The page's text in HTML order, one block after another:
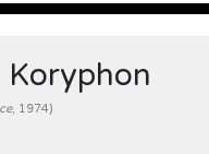
Koryphon
, 1974)